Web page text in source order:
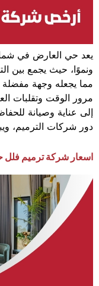
يعد حي العارض في
ونموًا، حيث يجمع بين
مما يجعله وجهة مفضلة
مرور الوقت وتقلبات
إلى عناية وصيانة
دور شركات الترميم،
اسعار شركة ترميم